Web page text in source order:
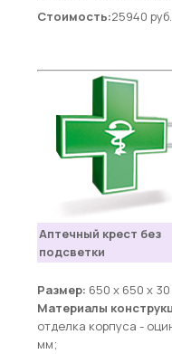
Стоимость:25940 руб.
Аптечный крест без
подсветки
Размер: 650 х 650 х
Материалы
отделка корпуса -
мм;